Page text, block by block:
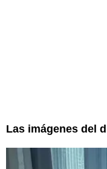
Las imágenes del